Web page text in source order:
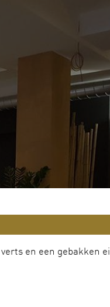
en een gebakken ei